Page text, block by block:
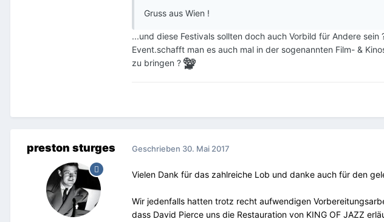
Gruss aus Wien !
...und diese Festivals sollten doch auch Vorbild für Andere sein
Event.schafft man es auch mal in der sogenannten Film- &
zu bringen ?
preston sturges Geschrieben 30. Mai 2017
Vielen Dank für das zahlreiche Lob und danke auch für den
Wir jedenfalls hatten trotz recht aufwendigen
dass David Pierce uns die Restauration von KING OF JAZZ